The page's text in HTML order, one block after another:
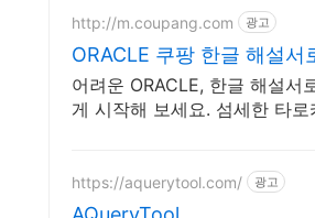
http://m.coupang.com 광고
ORACLE 쿠팡 한글 해설서
세요
어려운 ORACLE, 한글 해설서
게 시작해 보세요. 섬세한 타로
https://aquerytool.com/ 광고